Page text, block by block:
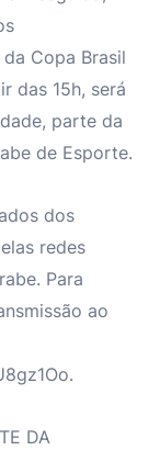
Copa Brasil
das 15h, será
parte da
de Esporte.
dos
redes
Para
ao
DA